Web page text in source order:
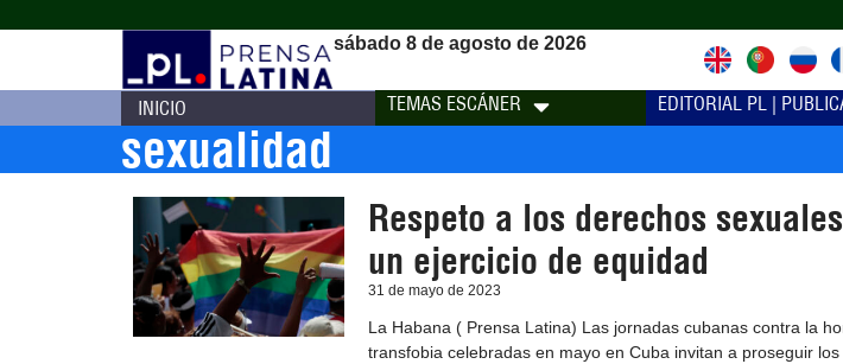
sábado 8 de agosto de 2026
INICIO TEMAS ESCÁNER EDITORIAL PL |
sexualidad
Respeto a los derechos
un ejercicio de equidad
31 de mayo de 2023
La Habana ( Prensa Latina) Las jornadas cubanas contra la
transfobia celebradas en mayo en Cuba invitan a proseguir